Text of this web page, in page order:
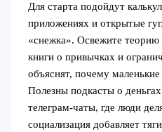
Для старта подойдут
приложениях и открытые
«снежка». Освежите теорию
книги о привычках и
объяснят, почему
Полезны подкасты о
телеграм‑чаты, где люди
социализация добавляет